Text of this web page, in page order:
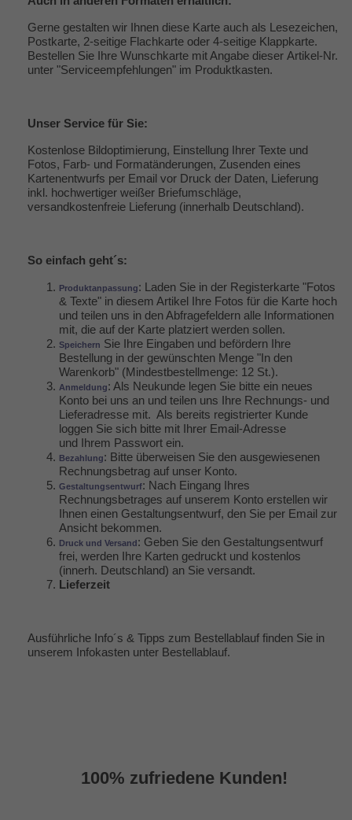
Gerne gestalten wir Ihnen diese Karte auch als Lesezeichen,
Postkarte, 2-seitige Flachkarte oder 4-seitige Klappkarte.
Bestellen Sie Ihre Wunschkarte mit Angabe dieser Artikel-Nr.
unter "Serviceempfehlungen" im Produktkasten.
Unser Service für Sie:
Kostenlose Bildoptimierung, Einstellung Ihrer Texte und
Fotos, Farb- und Formatänderungen, Zusenden eines
Kartenentwurfs per Email vor Druck der Daten, Lieferung
inkl. hochwertiger weißer Briefumschläge,
versandkostenfreie Lieferung (innerhalb Deutschland).
So einfach geht´s:
Produktanpassung: Laden Sie in der Registerkarte "Fotos
& Texte" in diesem Artikel Ihre Fotos für die Karte hoch
und teilen uns in den Abfragefeldern alle Informationen
mit, die auf der Karte platziert werden sollen.
Speichern Sie Ihre Eingaben und befördern Ihre
Bestellung in der gewünschten Menge "In den
Warenkorb" (Mindestbestellmenge: 12 St.).
Anmeldung: Als Neukunde legen Sie bitte ein neues
Konto bei uns an und teilen uns Ihre Rechnungs- und
Lieferadresse mit. Als bereits registrierter Kunde
loggen Sie sich bitte mit Ihrer Email-Adresse
und Ihrem Passwort ein.
Bezahlung: Bitte überweisen Sie den ausgewiesenen
Rechnungsbetrag auf unser Konto.
Gestaltungsentwurf: Nach Eingang Ihres
Rechnungsbetrages auf unserem Konto erstellen wir
Ihnen einen Gestaltungsentwurf, den Sie per Email zur
Ansicht bekommen.
Druck und Versand: Geben Sie den Gestaltungsentwurf
frei, werden Ihre Karten gedruckt und kostenlos
(innerh. Deutschland) an Sie versandt.
Lieferzeit
Ausführliche Info´s & Tipps zum Bestellablauf finden Sie in
unserem Infokasten unter Bestellablauf.
100% zufriedene Kunden!